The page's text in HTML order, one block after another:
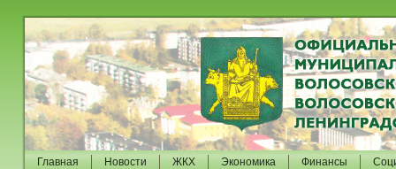
Главная Новости ЖКХ Экономика Финансы